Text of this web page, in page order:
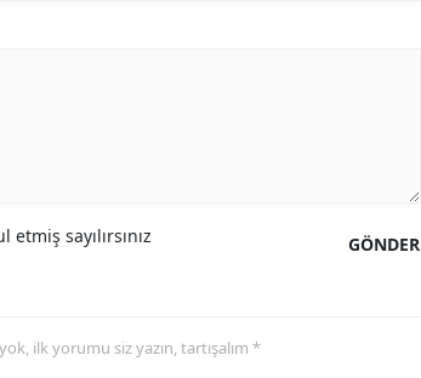
GÖNDER
sayılırsınız
ilk yorumu siz yazın, tartışalım *